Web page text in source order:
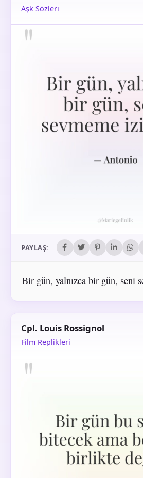
Aşk Sözleri
PAYLAŞ:
Bir gün, yalnızca bir gün, seni
Cpl. Louis Rossignol
Film Replikleri